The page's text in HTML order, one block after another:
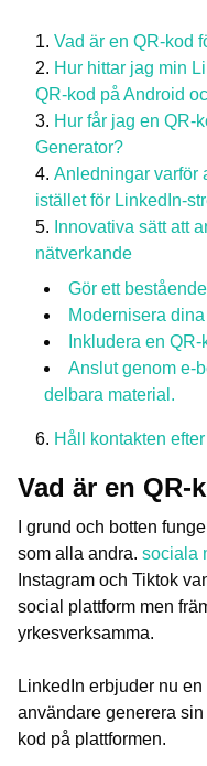
Vad är en QR-kod
Hur hittar jag min
QR-kod på Android
Hur får jag en QR-
Generator?
Anledningar varför
istället för LinkedIn-
Innovativa sätt att
nätverkande
Gör ett
Modernisera
Inkludera en
Anslut genom e-
delbara material.
Håll kontakten
Vad är en
I grund och botten
som alla andra. sociala
Instagram och Tiktok
social plattform men
yrkesverksamma.
LinkedIn erbjuder nu en
användare generera
kod på plattformen.